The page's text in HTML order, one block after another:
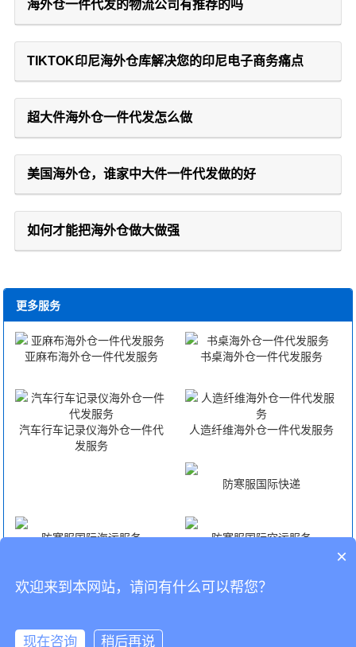
海外仓一件代发的物流公司有推荐的吗
TIKTOK印尼海外仓库解决您的印尼电子商务痛点
超大件海外仓一件代发怎么做
美国海外仓，谁家中大件一件代发做的好
如何才能把海外仓做大做强
更多服务
亚麻布海外仓一件代发服务 书桌海外仓一件代发服务
汽车行车记录仪海外仓一件代
发服务
人造纤维海外仓一件代发服务
防寒服国际快递
防寒服国际海运服务 防寒服国际空运服务
防寒服FBA头程
CopyRight © 深圳市韬博供应链有限公司
×
欢迎来到本网站，请问有什么可以帮您？
现在咨询 稍后再说